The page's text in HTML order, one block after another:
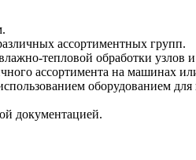
ассортиментных групп.
тепловой обработки узлов
ассортимента на машинах
оборудованием
документацией.